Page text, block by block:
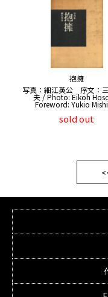
抱擁
写真：細江英公 序文：
夫 / Photo: Eikoh
Foreword: Yukio
sold out